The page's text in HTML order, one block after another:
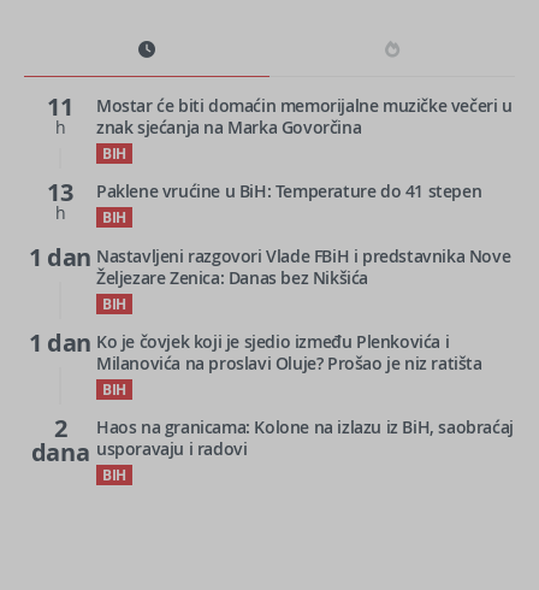
11
h
Mostar će biti domaćin memorijalne muzičke večeri u
znak sjećanja na Marka Govorčina
BIH
13
h
Paklene vrućine u BiH: Temperature do 41 stepen
BIH
1 dan Nastavljeni razgovori Vlade FBiH i predstavnika Nove
Željezare Zenica: Danas bez Nikšića
BIH
1 dan Ko je čovjek koji je sjedio između Plenkovića i
Milanovića na proslavi Oluje? Prošao je niz ratišta
BIH
2
dana
Haos na granicama: Kolone na izlazu iz BiH, saobraćaj
usporavaju i radovi
BIH